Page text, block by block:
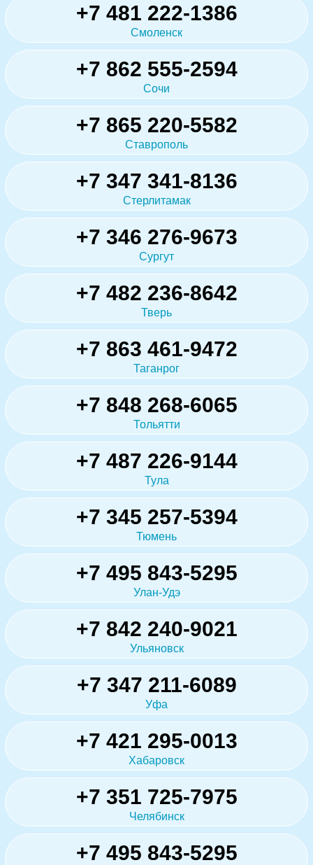
+7 481 222-1386
Смоленск
+7 862 555-2594
Сочи
+7 865 220-5582
Ставрополь
+7 347 341-8136
Стерлитамак
+7 346 276-9673
Сургут
+7 482 236-8642
Тверь
+7 863 461-9472
Таганрог
+7 848 268-6065
Тольятти
+7 487 226-9144
Тула
+7 345 257-5394
Тюмень
+7 495 843-5295
Улан-Удэ
+7 842 240-9021
Ульяновск
+7 347 211-6089
Уфа
+7 421 295-0013
Хабаровск
+7 351 725-7975
Челябинск
+7 495 843-5295